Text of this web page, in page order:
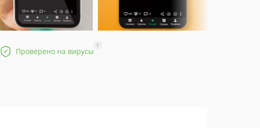
Проверено на вирусы
?